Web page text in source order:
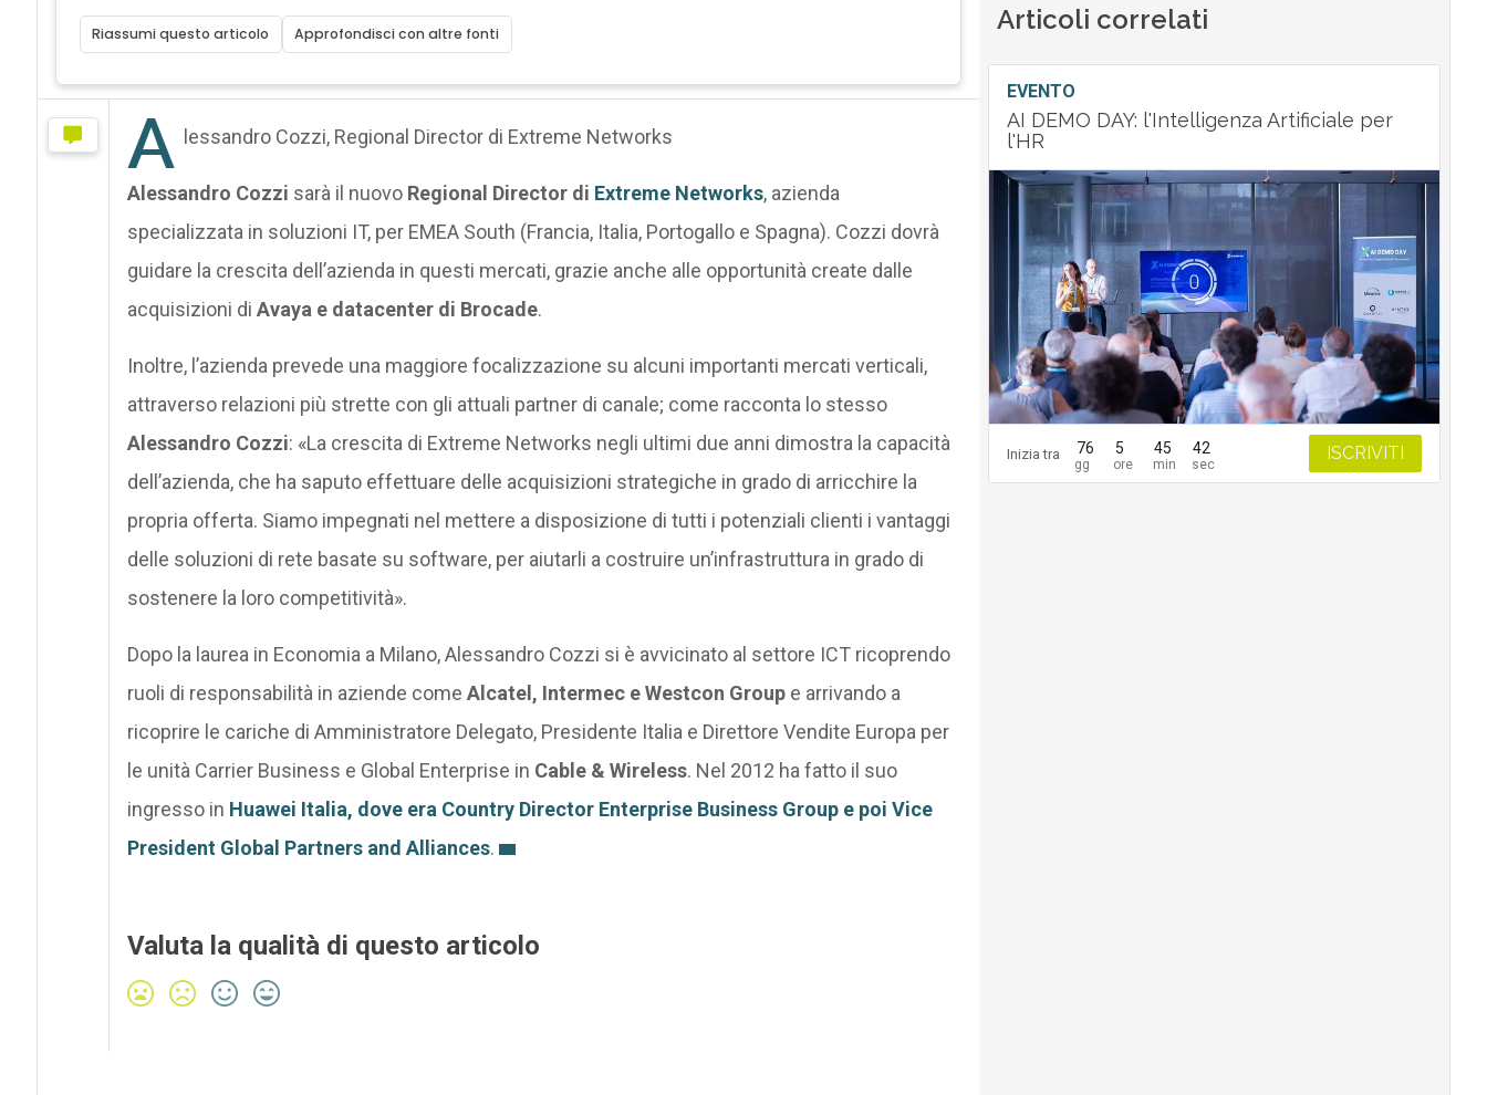
Riassumi questo articolo Approfondisci con altre fonti
A lessandro Cozzi, Regional Director di Extreme Networks
Alessandro Cozzi sarà il nuovo Regional Director di Extreme Networks, azienda
specializzata in soluzioni IT, per EMEA South (Francia, Italia, Portogallo e Spagna). Cozzi dovrà
guidare la crescita dell’azienda in questi mercati, grazie anche alle opportunità create dalle
acquisizioni di Avaya e datacenter di Brocade.
Inoltre, l’azienda prevede una maggiore focalizzazione su alcuni importanti mercati verticali,
attraverso relazioni più strette con gli attuali partner di canale; come racconta lo stesso
Alessandro Cozzi: «La crescita di Extreme Networks negli ultimi due anni dimostra la capacità
dell’azienda, che ha saputo effettuare delle acquisizioni strategiche in grado di arricchire la
propria offerta. Siamo impegnati nel mettere a disposizione di tutti i potenziali clienti i vantaggi
delle soluzioni di rete basate su software, per aiutarli a costruire un’infrastruttura in grado di
sostenere la loro competitività».
Dopo la laurea in Economia a Milano, Alessandro Cozzi si è avvicinato al settore ICT ricoprendo
ruoli di responsabilità in aziende come Alcatel, Intermec e Westcon Groupe arrivando a
ricoprire le cariche di Amministratore Delegato, Presidente Italia e Direttore Vendite Europa per
le unità Carrier Business e Global Enterprise in Cable & Wireless. Nel 2012 ha fatto il suo
ingresso in Huawei Italia, dove era Country Director Enterprise Business Group e poi Vice
President Global Partners and Alliances.
Valuta la qualità di questo articolo
Articoli correlati
EVENTO
AI DEMO DAY: l'Intelligenza Artificiale per
l'HR
Inizia tra 76 5 45 41 ISCRIVITI